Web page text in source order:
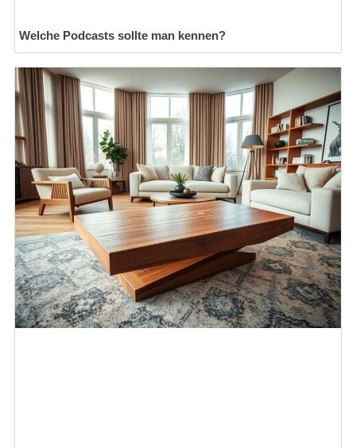
Welche Podcasts sollte man kennen?